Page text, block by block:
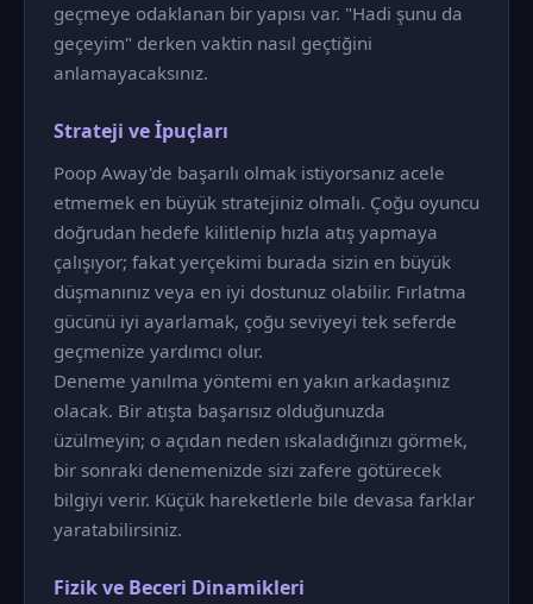
geçmeye odaklanan bir yapısı var. "Hadi şunu da
geçeyim" derken vaktin nasıl geçtiğini
anlamayacaksınız.
Strateji ve İpuçları
Poop Away'de başarılı olmak istiyorsanız acele
etmemek en büyük stratejiniz olmalı. Çoğu oyuncu
doğrudan hedefe kilitlenip hızla atış yapmaya
çalışıyor; fakat yerçekimi burada sizin en büyük
düşmanınız veya en iyi dostunuz olabilir. Fırlatma
gücünü iyi ayarlamak, çoğu seviyeyi tek seferde
geçmenize yardımcı olur.
Deneme yanılma yöntemi en yakın arkadaşınız
olacak. Bir atışta başarısız olduğunuzda
üzülmeyin; o açıdan neden ıskaladığınızı görmek,
bir sonraki denemenizde sizi zafere götürecek
bilgiyi verir. Küçük hareketlerle bile devasa farklar
yaratabilirsiniz.
Fizik ve Beceri Dinamikleri